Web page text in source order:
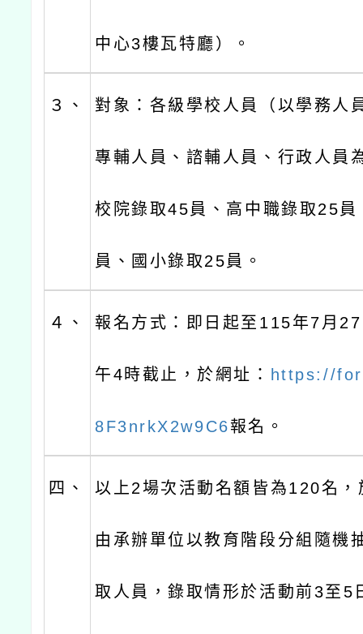
中心3樓瓦特廳）。
３、 對象：各級學校人員（以學務人
專輔人員、諮輔人員、行政人員
校院錄取45員、高中職錄取25
員、國小錄取25員。
４、 報名方式：即日起至115年7月
午4時截止，於網址： https://
8F3nrkX2w9C6報名。
四、 以上2場次活動名額皆為120名，
由承辦單位以教育階段分組隨機
取人員，錄取情形於活動前3至5